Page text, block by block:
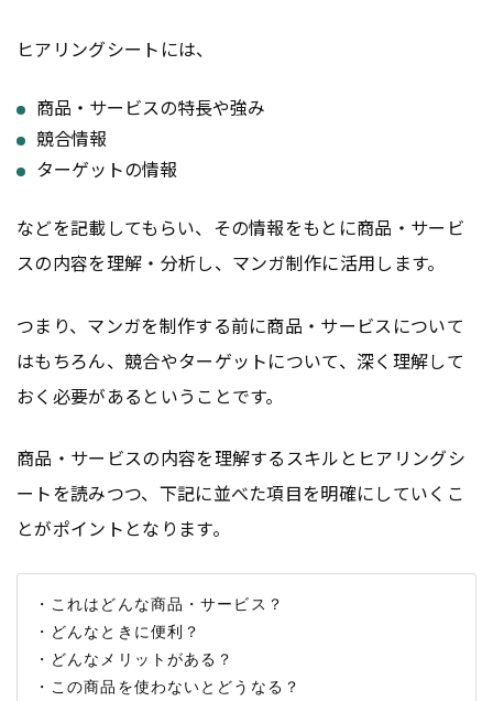
ヒアリングシートには、
商品・サービスの特長や強み
競合情報
ターゲットの情報
などを記載してもらい、その情報をもとに商品・サービ
スの内容を理解・分析し、マンガ制作に活用します。
つまり、マンガを制作する前に商品・サービスについて
はもちろん、競合やターゲットについて、深く理解して
おく必要があるということです。
商品・サービスの内容を理解するスキルとヒアリングシ
ートを読みつつ、下記に並べた項目を明確にしていくこ
とがポイントとなります。
・これはどんな商品・サービス？
・どんなときに便利？
・どんなメリットがある？
・この商品を使わないとどうなる？